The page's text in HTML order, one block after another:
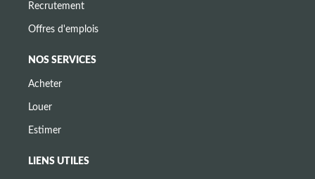
Recrutement
Offres d'emplois
NOS SERVICES
Acheter
Louer
Estimer
LIENS UTILES